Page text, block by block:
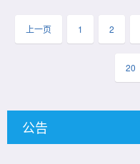
上一页 1 2
20
公告